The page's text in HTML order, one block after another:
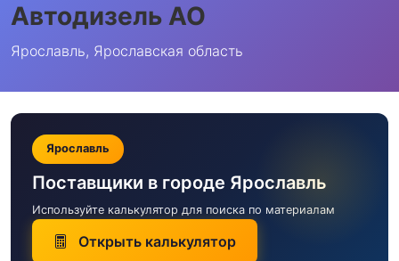
Автодизель АО
Ярославль, Ярославская область
Ярославль
Поставщики в городе Ярославль
Используйте калькулятор для поиска по материалам
Открыть калькулятор